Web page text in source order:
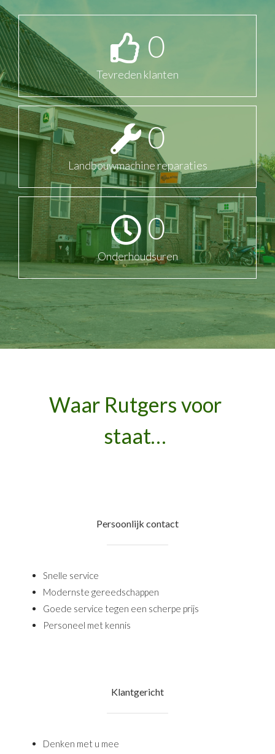
0
Tevreden klanten
0
Landbouwmachine reparaties
0
Onderhoudsuren
Waar Rutgers voor
staat…
Persoonlijk contact
Snelle service
Modernste gereedschappen
Goede service tegen een scherpe prijs
Personeel met kennis
Klantgericht
Denken met u mee